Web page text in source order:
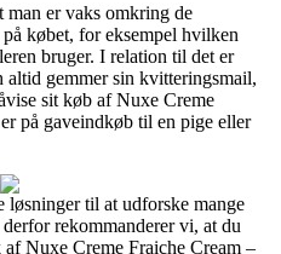
man er vaks omkring de
købet, for eksempel hvilken
bruger. I relation til det er
altid gemmer sin kvitteringsmail,
sit køb af Nuxe Creme
på gaveindkøb til en pige eller
til at udforske mange
rekommanderer vi, at du
Nuxe Creme Fraiche Cream –